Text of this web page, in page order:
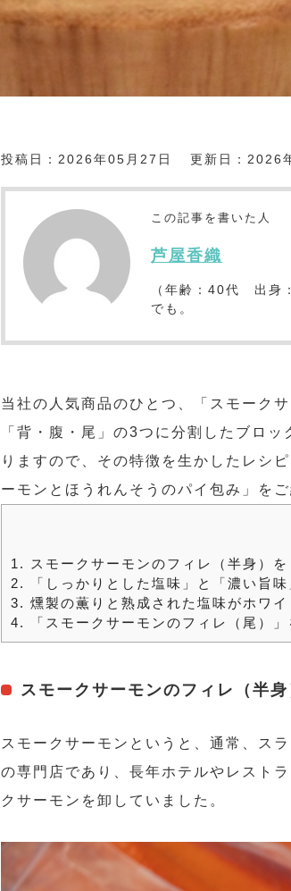
投稿日：2026年05月27日 更新日：2026
この記事を書いた人
芦屋香織
（年齢：40代 出身
でも。
当社の人気商品のひとつ、「スモーク
「背・腹・尾」の3つに分割したブロ
りますので、その特徴を生かしたレシ
ーモンとほうれんそうのパイ包み」をご
1.
スモークサーモンのフィレ（半身）
2.
「しっかりとした塩味」と「濃い旨味
3. 燻製の薫りと熟成された塩味がホワ
4.
「スモークサーモンのフィレ（尾）
スモークサーモンのフィレ（半
スモークサーモンというと、通常、ス
の専門店であり、長年ホテルやレスト
クサーモンを卸していました。